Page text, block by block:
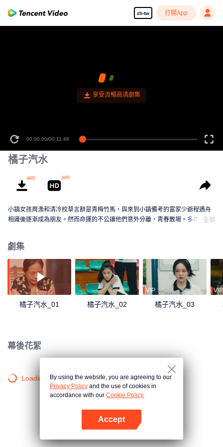
zh-tw 打開App
享受流暢高清劇集
00:00:00/00:11:48
橘子汽水
小鎮女孩周漁和清冷校草言辭是青梅竹馬，與來到小鎮備考的富家少爺程遇舟
相識後逐漸成為朋友。然而命運的不公讓他們意外分離，青春散場。多年後三
全部
劇集
橘子汽水_01 橘子汽水_02
VIP
橘子汽水_03
VIP
幕後花絮
Loading…By using the website, you are agreeing to our
Privacy Policy and the use of cookies in
accordance with our Cookie Policy.
Accept